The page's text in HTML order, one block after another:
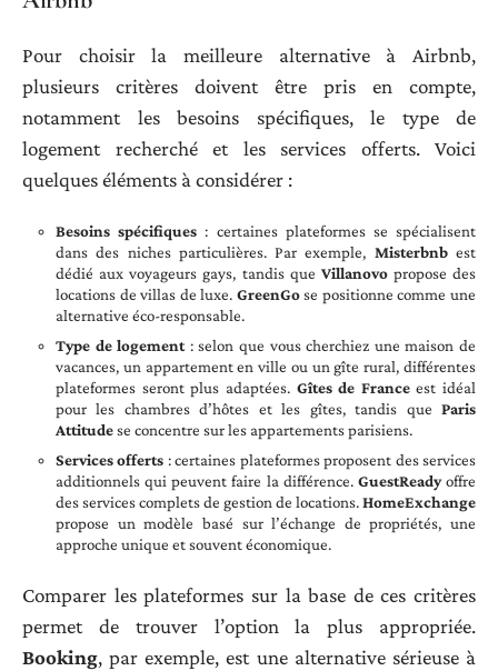
Pour choisir la meilleure alternative à Airbnb,
plusieurs critères doivent être pris en compte,
notamment les besoins spécifiques, le type de
logement recherché et les services offerts. Voici
quelques éléments à considérer :
Besoins spécifiques : certaines plateformes se spécialisent
dans des niches particulières. Par exemple, Misterbnbest
dédié aux voyageurs gays, tandis que Villanovopropose des
locations de villas de luxe. GreenGose positionne comme une
alternative éco-responsable.
Type de logement: selon que vous cherchiez une maison de
vacances, un appartement en ville ou un gîte rural, différentes
plateformes seront plus adaptées. Gîtes de Franceest idéal
pour les chambres d’hôtes et les gîtes, tandis que Paris
Attitudese concentre sur les appartements parisiens.
Services offerts : certaines plateformes proposent des services
additionnels qui peuvent faire la différence. GuestReadyoffre
des services complets de gestion de locations.HomeExchange
propose un modèle basé sur l’échange de propriétés, une
approche unique et souvent économique.
Comparer les plateformes sur la base de ces critères
permet de trouver l’option la plus appropriée.
Booking, par exemple, est une alternative sérieuse à